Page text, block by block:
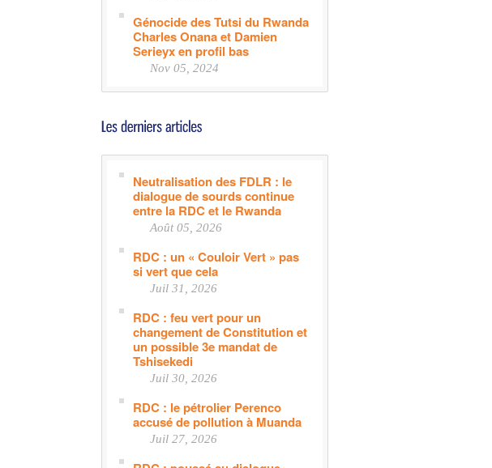
Génocide des Tutsi du Rwanda
Charles Onana et Damien
Serieyx en profil bas
Nov 05, 2024
Neutralisation des FDLR : le
dialogue de sourds continue
entre la RDC et le Rwanda
Août 05, 2026
RDC : un « Couloir Vert » pas
si vert que cela
Juil 31, 2026
RDC : feu vert pour un
changement de Constitution et
un possible 3e mandat de
Tshisekedi
Juil 30, 2026
RDC : le pétrolier Perenco
accusé de pollution à Muanda
Juil 27, 2026